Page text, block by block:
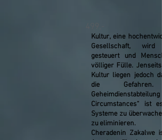
Kultur, eine
Gesellschaft, wird
gesteuert und
völliger Fülle. Jenseits
Kultur liegen jedoch
die
Circumstances“ ist
Systeme zu
zu eliminieren.
Cheradenin Zakalwe